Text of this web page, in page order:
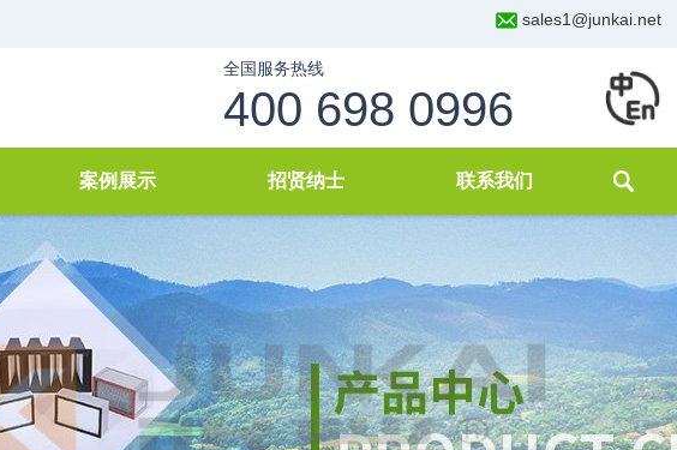
sales1@junkai.net
全国服务热线
400 698 0996
案例展示
VOC治理
废水处理案例
招贤纳士 联系我们